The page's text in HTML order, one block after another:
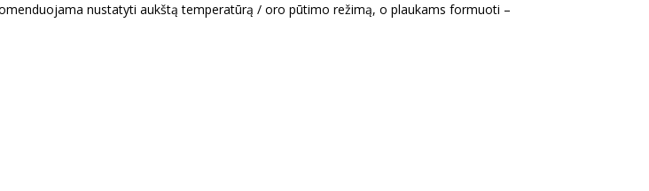
nustatyti aukštą temperatūrą / oro pūtimo režimą, o plaukams formuoti –